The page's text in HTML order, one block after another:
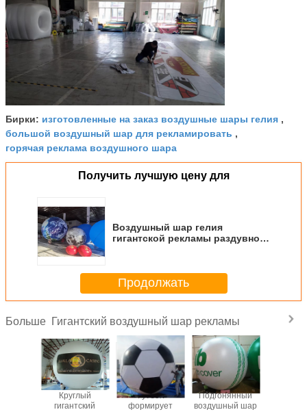
Бирки: изготовленные на заказ воздушные шары гелия ,
большой воздушный шар для рекламировать ,
горячая реклама воздушного шара
Получить лучшую цену для
Воздушный шар гелия
гигантской рекламы раздувной
Продолжать
Больше Гигантский воздушный шар рекламы
Круглый
гигантский
Футбол
формирует
Подгонянный
воздушный шар